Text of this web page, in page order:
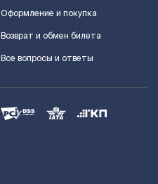
Оформление и покупка
Возврат и обмен билета
Все вопросы и ответы